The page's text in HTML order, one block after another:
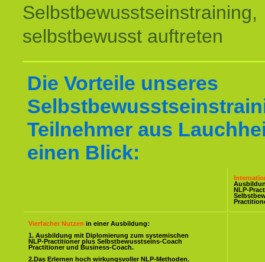
Selbstbewusstseinstraining,
selbstbewusst auftreten
Die Vorteile unseres
Teilnehmer aus
einen Blick:
NLP-
Vierfacher Nutzen in einer Ausbildung:
1. Ausbildung mit Diplomierung zum systemischen
NLP-Practitioner plus Selbstbewusstseins-Coach
Practitioner und Business-Coach.
2.Das Erlernen hoch wirkungsvoller NLP-Methoden.